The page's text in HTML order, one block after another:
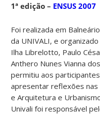
1ª edição – ENSUS 2007
Foi realizada em
da UNIVALI, e
Ilha Librelotto, Paulo
Anthero Nunes Vianna
permitiu aos
apresentar reflexões
e Arquitetura e
Univali foi responsável